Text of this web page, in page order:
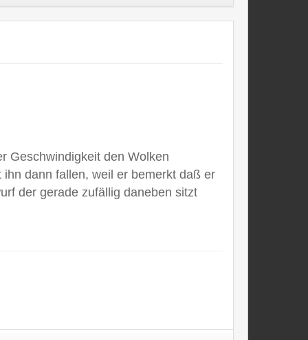
Geschwindigkeit den Wolken
dann fallen, weil er bemerkt daß er
der gerade zufällig daneben sitzt